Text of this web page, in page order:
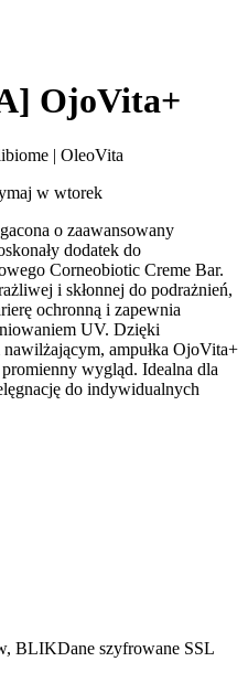
OjoVita+
| OleoVita
w wtorek
o zaawansowany
dodatek do
Corneobiotic Creme Bar.
i skłonnej do podrażnień,
ochronną i zapewnia
UV. Dzięki
ampułka OjoVita+
wygląd. Idealna dla
do indywidualnych
BLIKDane szyfrowane SSL